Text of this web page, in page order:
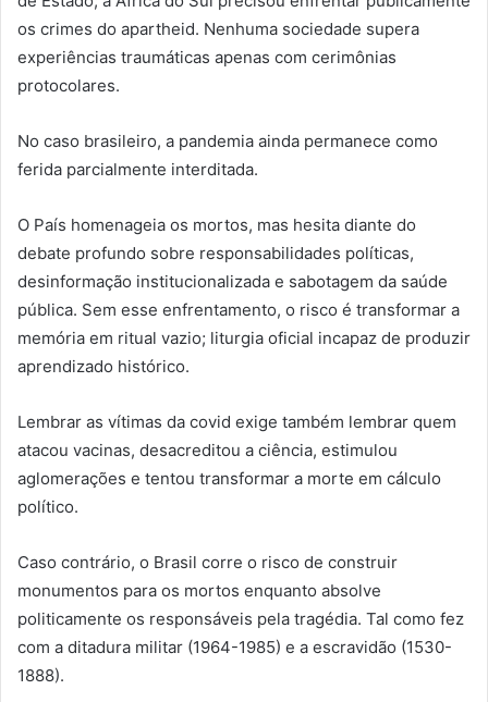
os crimes do apartheid. Nenhuma sociedade supera
experiências traumáticas apenas com cerimônias
protocolares.
No caso brasileiro, a pandemia ainda permanece como
ferida parcialmente interditada.
O País homenageia os mortos, mas hesita diante do
debate profundo sobre responsabilidades políticas,
desinformação institucionalizada e sabotagem da saúde
pública. Sem esse enfrentamento, o risco é transformar a
memória em ritual vazio; liturgia oficial incapaz de produzir
aprendizado histórico.
Lembrar as vítimas da covid exige também lembrar quem
atacou vacinas, desacreditou a ciência, estimulou
aglomerações e tentou transformar a morte em cálculo
político.
Caso contrário, o Brasil corre o risco de construir
monumentos para os mortos enquanto absolve
politicamente os responsáveis pela tragédia. Tal como fez
com a ditadura militar (1964-1985) e a escravidão (1530-
1888).